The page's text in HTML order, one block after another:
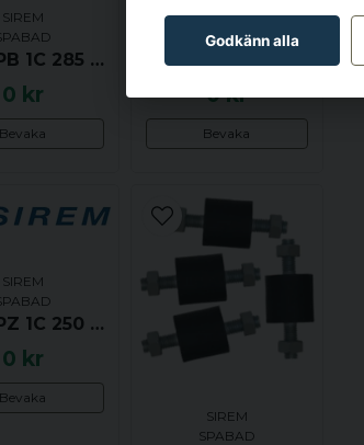
SIREM
Sirem PB 1C 285 N4B - UTGÅTT
0 kr
Bevaka
SIREM
SPABAD
0 kr
Bevaka
SIREM
Sirem PZ 1C 250 N4B - UTGÅTT
0 kr
Bevaka
SIREM
SPABAD
Godkänn alla